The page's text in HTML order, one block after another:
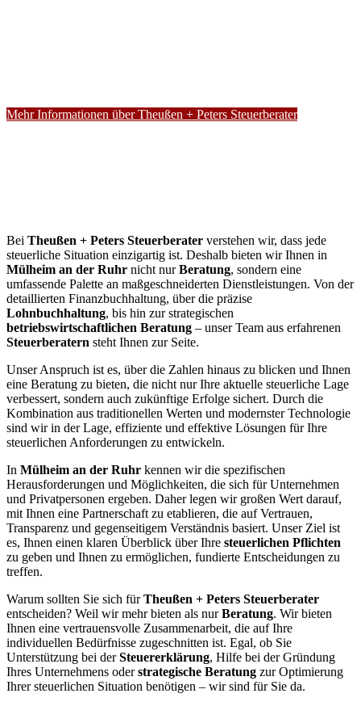
Mehr Informationen über Theußen + Peters Steuerberater
Bei Theußen + Peters Steuerberater verstehen wir, dass jede
steuerliche Situation einzigartig ist. Deshalb bieten wir Ihnen in
Mülheim an der Ruhr nicht nurBeratung, sondern eine
umfassende Palette an maßgeschneiderten Dienstleistungen. Von der
detaillierten Finanzbuchhaltung, über die präzise
Lohnbuchhaltung, bis hin zur strategischen
betriebswirtschaftlichen Beratung – unser Team aus erfahrenen
Steuerberatern steht Ihnen zur Seite.
Unser Anspruch ist es, über die Zahlen hinaus zu blicken und Ihnen
eine Beratung zu bieten, die nicht nur Ihre aktuelle steuerliche Lage
verbessert, sondern auch zukünftige Erfolge sichert. Durch die
Kombination aus traditionellen Werten und modernster Technologie
sind wir in der Lage, effiziente und effektive Lösungen für Ihre
steuerlichen Anforderungen zu entwickeln.
In Mülheim an der Ruhr kennen wir die spezifischen
Herausforderungen und Möglichkeiten, die sich für Unternehmen
und Privatpersonen ergeben. Daher legen wir großen Wert darauf,
mit Ihnen eine Partnerschaft zu etablieren, die auf Vertrauen,
Transparenz und gegenseitigem Verständnis basiert. Unser Ziel ist
es, Ihnen einen klaren Überblick über Ihre steuerlichen Pflichten
zu geben und Ihnen zu ermöglichen, fundierte Entscheidungen zu
treffen.
Warum sollten Sie sich fürTheußen + Peters Steuerberater
entscheiden? Weil wir mehr bieten als nurBeratung. Wir bieten
Ihnen eine vertrauensvolle Zusammenarbeit, die auf Ihre
individuellen Bedürfnisse zugeschnitten ist. Egal, ob Sie
Unterstützung bei derSteuererklärung, Hilfe bei der Gründung
Ihres Unternehmens oderstrategische Beratung zur Optimierung
Ihrer steuerlichen Situation benötigen – wir sind für Sie da.